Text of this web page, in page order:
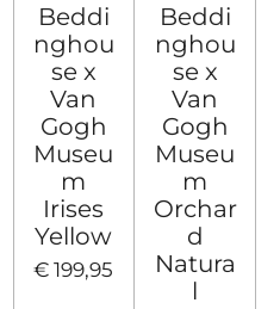
Beddi
nghou
se x
Van
Gogh
Museu
m
Irises
Yellow
€ 199,95
Beddi
nghou
se x
Van
Gogh
Museu
m
Orchar
d
Natura
l